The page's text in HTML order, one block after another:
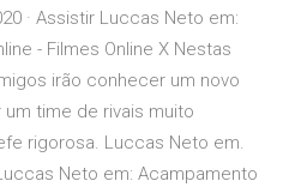
· Assistir Luccas Neto em:
- Filmes Online X Nestas
irão conhecer um novo
time de rivais muito
rigorosa. Luccas Neto em.
Neto em: Acampamento